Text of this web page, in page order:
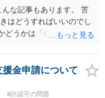
な記事もあります。 苦
はどうすればいいのでし
どうかは「保育所保育指
苦情を文書にして保育園
傾けなくてはならないと
設ごとにおくことも指
金申請について
#許認可の問題